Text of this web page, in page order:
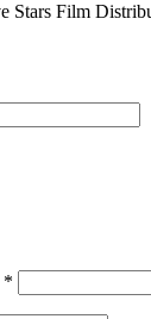
Stars Film
*